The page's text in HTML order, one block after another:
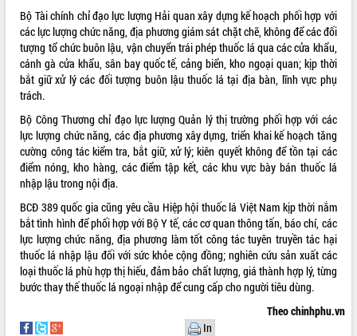
LIÊN KẾT WEB
THỐNG KÊ TRUY CẬP
Hôm nay: 31495
Tất cả:
66144609
Bộ Tài chính chỉ đạo lực lượng Hải quan xây dựng kế hoạch phối hợp với
các lực lượng chức năng, địa phương giám sát chặt chẽ, không để các đối
tượng tổ chức buôn lậu, vận chuyển trái phép thuốc lá qua các cửa khẩu,
cánh gà cửa khẩu, sân bay quốc tế, cảng biển, kho ngoại quan; kịp thời
bắt giữ xử lý các đối tượng buôn lậu thuốc lá tại địa bàn, lĩnh vực phụ
trách.
Bộ Công Thương chỉ đạo lực lượng Quản lý thị trường phối hợp với các
lực lượng chức năng, các địa phương xây dựng, triển khai kế hoạch tăng
cường công tác kiểm tra, bắt giữ, xử lý; kiên quyết không để tồn tại các
điểm nóng, kho hàng, các điểm tập kết, các khu vực bày bán thuốc lá
nhập lậu trong nội địa.
BCĐ 389 quốc gia cũng yêu cầu Hiệp hội thuốc lá Việt Nam kịp thời nắm
bắt tình hình để phối hợp với Bộ Y tế, các cơ quan thông tấn, báo chí, các
lực lượng chức năng, địa phương làm tốt công tác tuyên truyền tác hại
thuốc lá nhập lậu đối với sức khỏe cộng đồng; nghiên cứu sản xuất các
loại thuốc lá phù hợp thị hiếu, đảm bảo chất lượng, giá thành hợp lý, từng
bước thay thế thuốc lá ngoại nhập để cung cấp cho người tiêu dùng.
Theo chinhphu.vn
In